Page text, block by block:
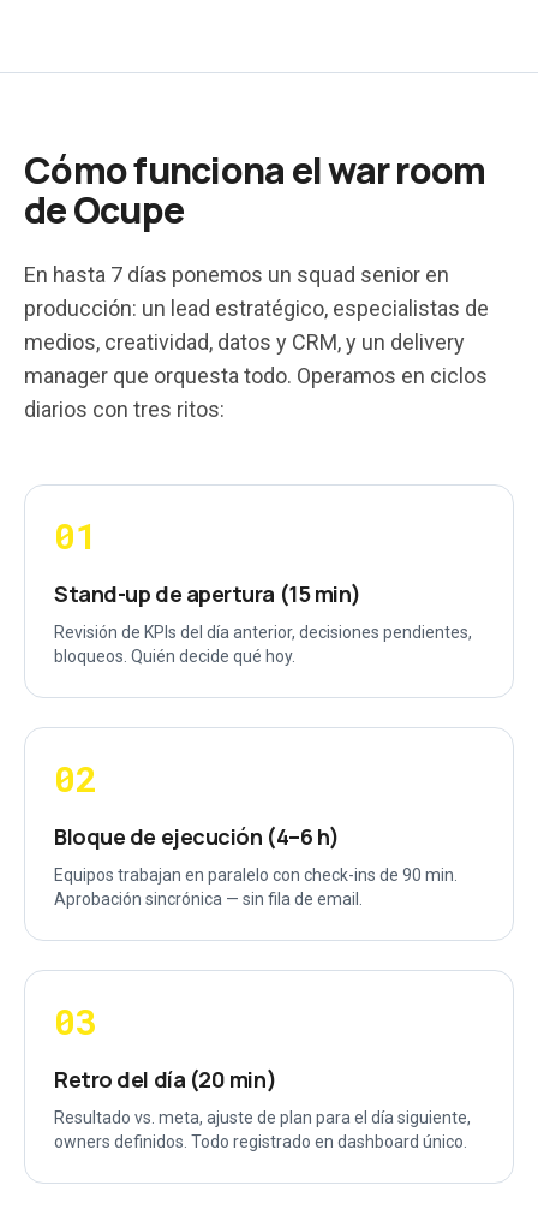
Cómo funciona el war room
de Ocupe
En hasta 7 días ponemos un squad senior en
producción: un lead estratégico, especialistas de
medios, creatividad, datos y CRM, y un delivery
manager que orquesta todo. Operamos en ciclos
diarios con tres ritos:
01
Stand-up de apertura (15 min)
Revisión de KPIs del día anterior, decisiones pendientes,
bloqueos. Quién decide qué hoy.
02
Bloque de ejecución (4–6 h)
Equipos trabajan en paralelo con check-ins de 90 min.
Aprobación sincrónica — sin fila de email.
03
Retro del día (20 min)
Resultado vs. meta, ajuste de plan para el día siguiente,
owners definidos. Todo registrado en dashboard único.